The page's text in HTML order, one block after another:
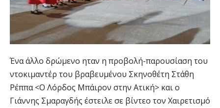
Ένα άλλο δρώμενο ηταν η προβολή-παρουσίαση του
ντοκιμαντέρ του βραβευμένου Σκηνοθέτη Στάθη
Ρέππα <Ο Λόρδος Μπάιρον στην Ατική> και ο
Γιάννης Σμαραγδής έστειλε σε βίντεο τον Χαιρετισμό